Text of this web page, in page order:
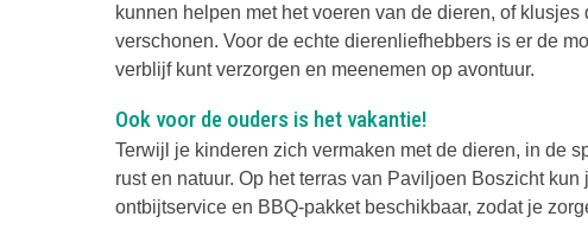
kunnen helpen met het voeren van de dieren, of
verschonen. Voor de echte dierenliefhebbers is er de
verblijf kunt verzorgen en meenemen op avontuur.
Ook voor de ouders is het vakantie!
Terwijl je kinderen zich vermaken met de dieren, in de
rust en natuur. Op het terras van Paviljoen Boszicht
ontbijtservice en BBQ-pakket beschikbaar, zodat je